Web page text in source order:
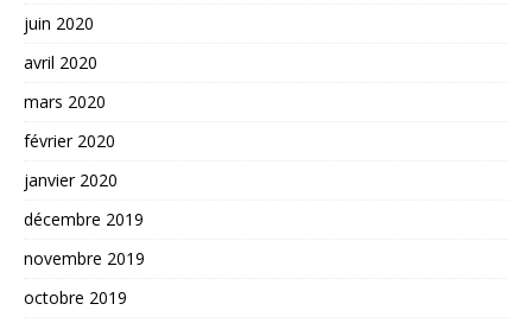
juin 2020
avril 2020
mars 2020
février 2020
janvier 2020
décembre 2019
novembre 2019
octobre 2019